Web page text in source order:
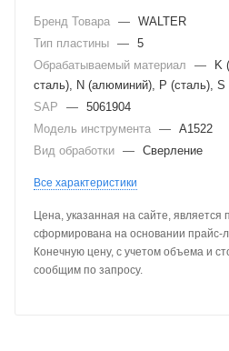
Бренд Товара — WALTER
Тип пластины — 5
Обрабатываемый материал
—
K
сталь), N (алюминий), P (сталь), S
SAP
— 5061904
Модель инструмента — A1522
Вид обработки — Сверление
Все характеристики
Цена, указанная на сайте, является
сформирована на основании прайс-
Конечную цену, с учетом объема и
сообщим по запросу.